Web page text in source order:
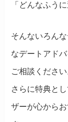
「どんなふう
そんないろん
なデートアド
ご相談ください
さらに特典と
ザーが心から